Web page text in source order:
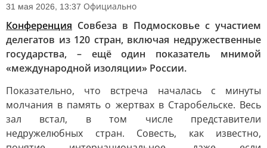
31 мая 2026, 13:37 Официально
Конференция Совбеза в Подмосковье с участием
делегатов из 120 стран, включая недружественные
государства, – ещё один показатель мнимой
«международной изоляции» России.
Показательно, что встреча началась с минуты
молчания в память о жертвах в Старобельске. Весь
зал встал, в том числе представители
недружелюбных стран. Совесть, как известно,